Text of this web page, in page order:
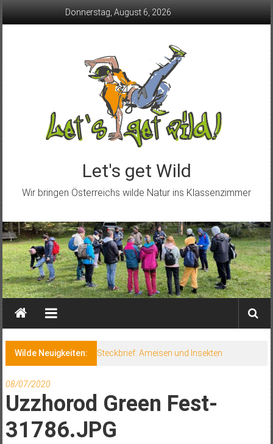
Donnerstag, August 6, 2026
Let's get Wild
Wir bringen Österreichs wilde Natur ins Klassenzimmer
Wilde Neuigkeiten: Steckbrief: Ameisen und Insekten
08/07/2020
Uzzhorod Green Fest-
31786.JPG